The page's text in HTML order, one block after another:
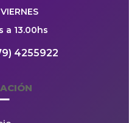
a 13.00hs
4255922